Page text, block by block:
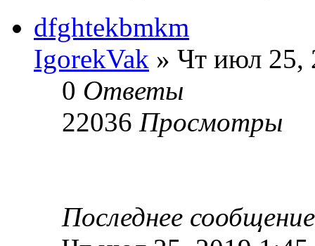
dfghtekbmkm
IgorekVak » Чт июл 25,
0 Ответы
22036 Просмотры
Последнее